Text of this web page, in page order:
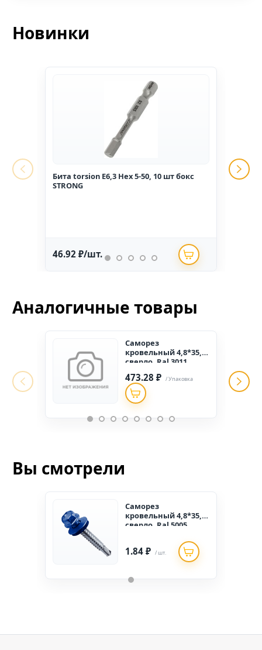
Новинки
Бита torsion E6,3 Hex 5-50, 10 шт бокс
STRONG
46.92 ₽/шт.
Аналогичные товары
Саморез
кровельный 4,8*35,
сверло, Ral 3011
(150 шт.) "ПАРТНЁР"
473.28 ₽ / Упаковка
Вы смотрели
Саморез
кровельный 4,8*35,
сверло, Ral 5005
1.84 ₽ / шт.